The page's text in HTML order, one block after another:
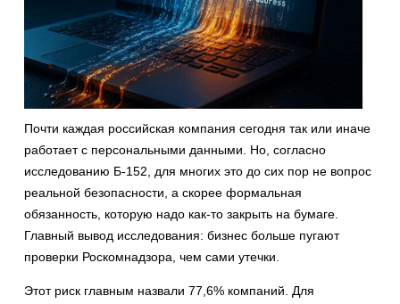
Почти каждая российская компания сегодня так или иначе
работает с персональными данными. Но, согласно
исследованию Б-152, для многих это до сих пор не вопрос
реальной безопасности, а скорее формальная
обязанность, которую надо как-то закрыть на бумаге.
Главный вывод исследования: бизнес больше пугают
проверки Роскомнадзора, чем сами утечки.
Этот риск главным назвали 77,6% компаний. Для